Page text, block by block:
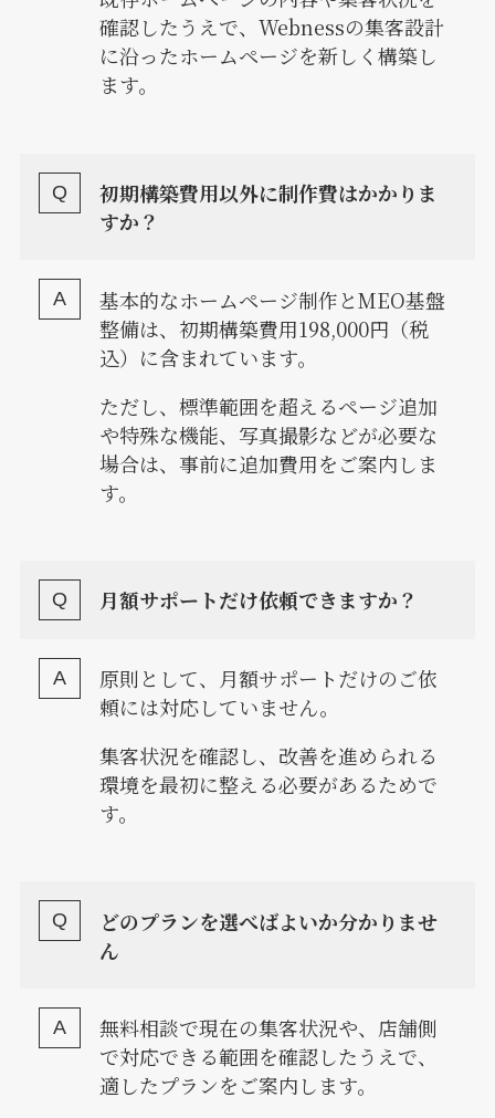
確認したうえで、Webnessの集客設計
に沿ったホームページを新しく構築し
ます。
初期構築費用以外に制作費はかかりま
すか？
基本的なホームページ制作とMEO基盤
整備は、初期構築費用198,000円（税
込）に含まれています。
ただし、標準範囲を超えるページ追加
や特殊な機能、写真撮影などが必要な
場合は、事前に追加費用をご案内しま
す。
月額サポートだけ依頼できますか？
原則として、月額サポートだけのご依
頼には対応していません。
集客状況を確認し、改善を進められる
環境を最初に整える必要があるためで
す。
どのプランを選べばよいか分かりませ
ん
無料相談で現在の集客状況や、店舗側
で対応できる範囲を確認したうえで、
適したプランをご案内します。